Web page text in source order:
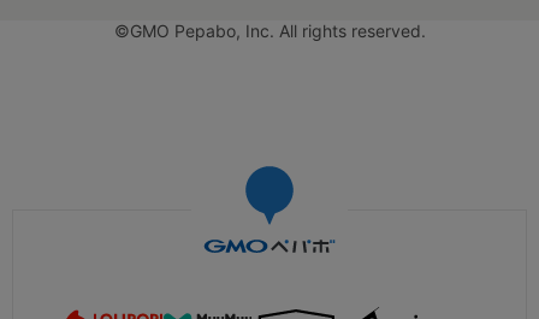
©GMO Pepabo, Inc. All rights reserved.